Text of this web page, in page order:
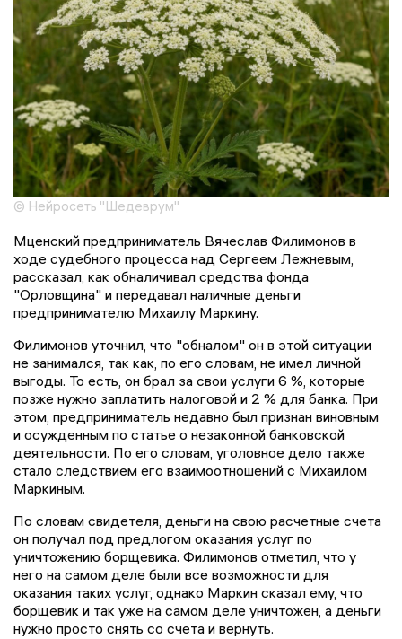
© Нейросеть "Шедеврум"
Мценский предприниматель Вячеслав Филимонов в
ходе судебного процесса над Сергеем Лежневым,
рассказал, как обналичивал средства фонда
"Орловщина" и передавал наличные деньги
предпринимателю Михаилу Маркину.
Филимонов уточнил, что "обналом" он в этой ситуации
не занимался, так как, по его словам, не имел личной
выгоды. То есть, он брал за свои услуги 6 %, которые
позже нужно заплатить налоговой и 2 % для банка. При
этом, предприниматель недавно был признан виновным
и осужденным по статье о незаконной банковской
деятельности. По его словам, уголовное дело также
стало следствием его взаимоотношений с Михаилом
Маркиным.
По словам свидетеля, деньги на свою расчетные счета
он получал под предлогом оказания услуг по
уничтожению борщевика. Филимонов отметил, что у
него на самом деле были все возможности для
оказания таких услуг, однако Маркин сказал ему, что
борщевик и так уже на самом деле уничтожен, а деньги
нужно просто снять со счета и вернуть.